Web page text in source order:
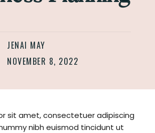
JENAI MAY
NOVEMBER 8, 2022
sit amet, consectetuer adipiscing
nibh euismod tincidunt ut